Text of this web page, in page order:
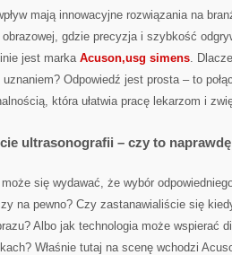
mają innowacyjne rozwiązania na
gdzie precyzja i szybkość
jest marka Acuson,usg simens.
Odpowiedź jest prosta – to
która ułatwia pracę lekarzom i
ultrasonografii – czy to
się wydawać, że wybór
na pewno? Czy zastanawialiście się
Albo jak technologia może wspierać
Właśnie tutaj na scenę wchodzi